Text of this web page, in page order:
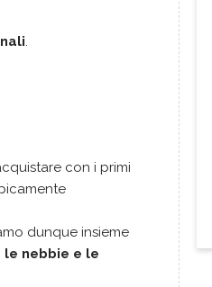
.
con i primi
dunque insieme
nebbie e le